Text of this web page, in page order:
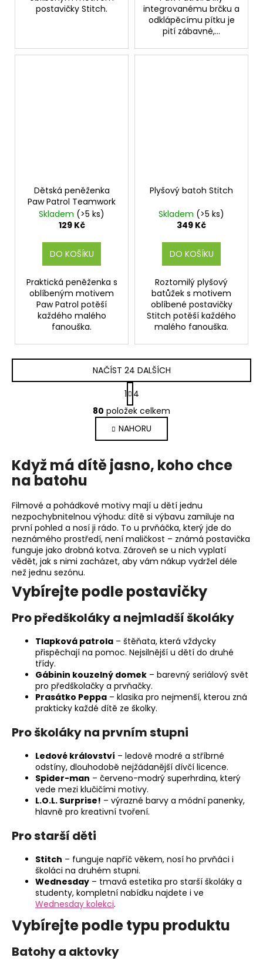
postavičky Stitch.
integrovanému brčku a
odklápěcímu pítku je
pití zábavné,...
Dětská peněženka
Paw Patrol Teamwork
Skladem (>5 ks)
129 Kč
DO KOŠÍKU
Praktická peněženka s
oblíbeným motivem
Paw Patrol potěší
každého malého
fanouška.
Plyšový batoh Stitch
Skladem (>5 ks)
349 Kč
DO KOŠÍKU
Roztomilý plyšový
batůžek s motivem
oblíbené postavičky
Stitch potěší každého
malého fanouška.
O
v
l
á
a
p
r
v
k
y
ý
p
i
s
u
NAČÍST 24 DALŠÍCH
S
t
r
á
n
k
v
1
4
80 položek celkem
NAHORU
Když má dítě jasno, koho chce
na batohu
Filmové a pohádkové motivy mají u dětí jednu
nezpochybnitelnou výhodu: dítě si výbavu zamiluje na
první pohled a nosí ji rádo. To u prvňáčka, který jde do
neznámého prostředí, není maličkost – známá postavička
funguje jako drobná kotva. Zároveň se u nich vyplatí
vědět, jak s nimi zacházet, aby vám nákup vydržel déle
než jednu sezónu.
Vybírejte podle postavičky
Pro předškoláky a nejmladší školáky
Tlapková patrola – štěňata, která vždycky
přispěchají na pomoc. Nejsilnější u dětí do druhé
třídy.
Gábinin kouzelný domek – barevný seriálový svět
pro předškolačky a prvňačky.
Prasátko Peppa – klasika pro nejmenší, kterou zná
prakticky každé dítě ze školky.
Pro školáky na prvním stupni
Ledové království – ledově modré a stříbrné
odstíny, dlouhodobě nejžádanější dívčí licence.
Spider-man – červeno-modrý superhrdina, který
vede mezi klučičími motivy.
L.O.L. Surprise! – výrazné barvy a módní panenky,
hlavně pro kreativní tvoření.
Pro starší děti
Stitch – funguje napříč věkem, nosí ho prvňáci i
školáci na druhém stupni.
Wednesday – tmavá estetika pro starší školáky a
studenty, kompletní nabídku najdete i ve
Wednesday kolekci.
Vybírejte podle typu produktu
Batohy a aktovky